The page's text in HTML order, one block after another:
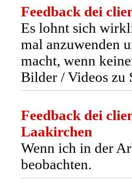
Feedback dei
Es lohnt sich
mal anzuwenden
macht, wenn
Bilder / Videos zu
Feedback dei
Laakirchen
Wenn ich in der
beobachten.